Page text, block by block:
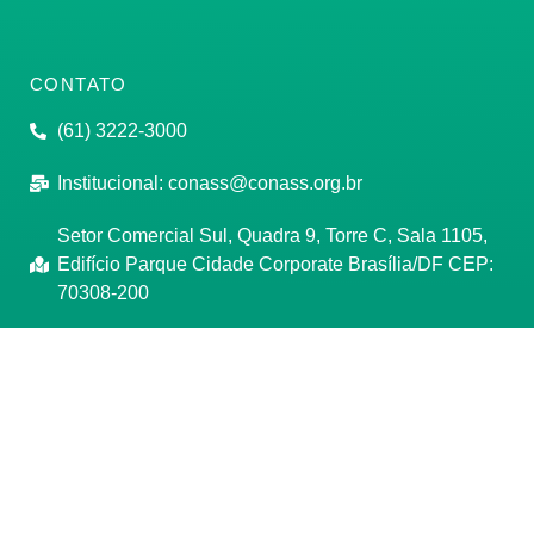
CONTATO
(61) 3222-3000
Institucional: conass@conass.org.br
Setor Comercial Sul, Quadra 9, Torre C, Sala 1105,
Edifício Parque Cidade Corporate Brasília/DF CEP:
70308-200